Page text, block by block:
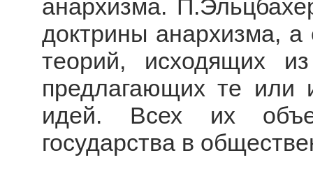
анархизма.
доктрины анархизма, а
теорий, исходящих
предлагающих те или
идей. Всех их
государства в